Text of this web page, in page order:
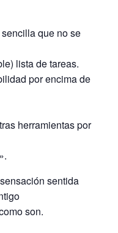
que no se
lista de tareas.
por encima de
herramientas por
sentida
son.